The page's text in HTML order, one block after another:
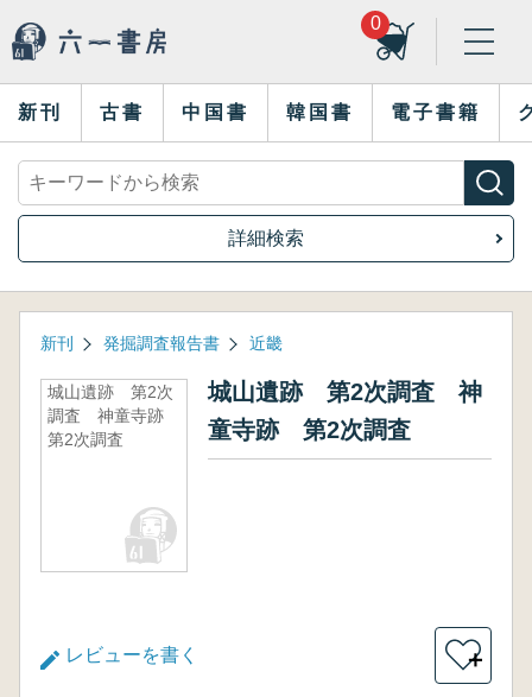
0
新刊 古書 中国書 韓国書 電子書籍
詳細検索
新刊 発掘調査報告書 近畿
城山遺跡 第2次
調査 神童寺跡
第2次調査
城山遺跡 第2次調査 神
童寺跡 第2次調査
レビューを書く ＋